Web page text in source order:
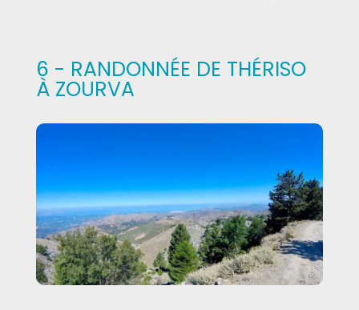
6 - RANDONNÉE DE THÉRISO
À ZOURVA